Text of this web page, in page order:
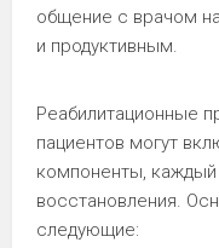
общение с врачом
и продуктивным.
Реабилитационные
пациентов могут
компоненты,
восстановления.
следующие: